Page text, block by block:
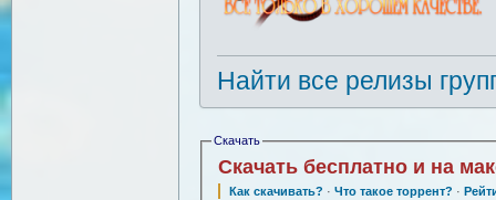
Найти все релизы
Скачать
Скачать бесплатно и на
Как скачивать? · Что такое торрент? ·